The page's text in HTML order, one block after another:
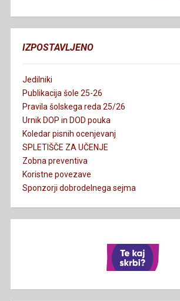
IZPOSTAVLJENO
Jedilniki
Publikacija šole 25-26
Pravila šolskega reda 25/26
Urnik DOP in DOD pouka
Koledar pisnih ocenjevanj
SPLETIŠČE ZA UČENJE
Zobna preventiva
Koristne povezave
Sponzorji dobrodelnega sejma